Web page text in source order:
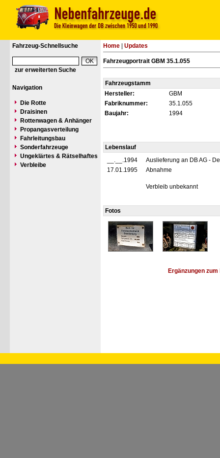
Fahrzeug-Schnellsuche
zur erweiterten Suche
Navigation
Die Rotte
Draisinen
Rottenwagen & Anhänger
Propangasverteilung
Fahrleitungsbau
Sonderfahrzeuge
Ungeklärtes & Rätselhaftes
Verbleibe
Home Updates
Fahrzeugportrait GBM 35.1.055
Fahrzeugstamm
Hersteller:
GBM
Fabriknummer:
35.1.055
Baujahr:
1994
Lebenslauf
__.__.1994
Auslieferung an DB AG -
17.01.1995
Abnahme
Verbleib unbekannt
Fotos
Ergänzungen